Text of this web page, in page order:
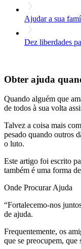
Ajudar a sua
Dez liberdades
Obter ajuda
Quando alguém que
de todos à sua volta
Talvez a coisa mais
pesado quando outros
o luto.
Este artigo foi escrito
também é uma forma
Onde Procurar Ajuda
“Fortalecemo-nos
de ajuda.
Frequentemente, os
que se preocupem, que